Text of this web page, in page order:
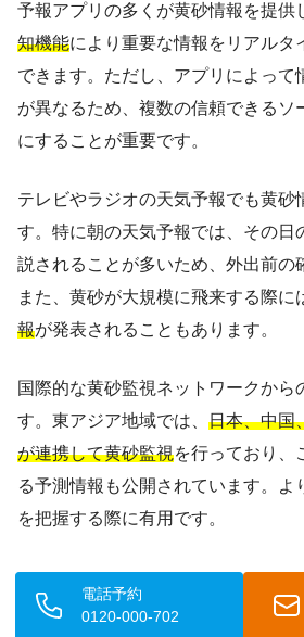
予報アプリの多くが黄砂情報を提供
知機能により重要な情報をリアルタ
できます。ただし、アプリによって
が異なるため、複数の信頼できるソ
にすることが重要です。
テレビやラジオの天気予報でも黄砂
す。特に朝の天気予報では、その日
説されることが多いため、外出前の
また、黄砂が大規模に飛来する際に
報が発表されることもあります。
国際的な黄砂監視ネットワークから
す。東アジア地域では、 日本、中国
が連携して黄砂監視を行っており、
る予測情報も公開されています。よ
を把握する際に有用です。
👨‍⚕️ 当院での診療傾向【医師
電話予約
0120-000-702